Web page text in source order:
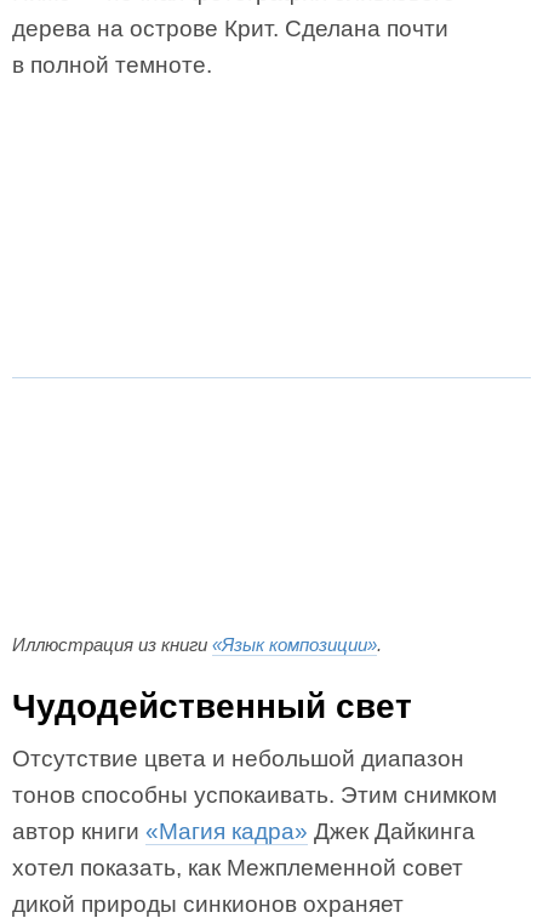
дерева на острове Крит. Сделана почти
в полной темноте.
Иллюстрация из книги «Язык композиции».
Чудодейственный свет
Отсутствие цвета и небольшой диапазон
тонов способны успокаивать. Этим снимком
автор книги «Магия кадра» Джек Дайкинга
хотел показать, как Межплеменной совет
дикой природы синкионов охраняет